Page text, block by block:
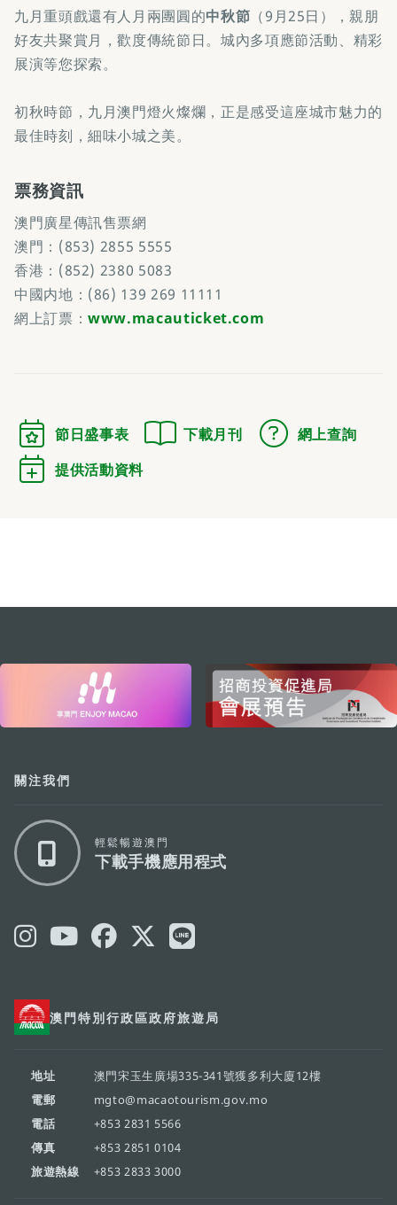
九月重頭戲還有人月兩團圓的中秋節 （9月25日），親朋
好友共聚賞月，歡度傳統節日。城內多項應節活動、精彩
展演等您探索。
初秋時節，九月澳門燈火燦爛，正是感受這座城市魅力的
最佳時刻，細味小城之美。
票務資訊
澳門廣星傳訊售票網
澳門：(853) 2855 5555
香港：(852) 2380 5083
中國内地：(86) 139 269 11111
網上訂票：www.macauticket.com
節日盛事表 下載月刊
網上查詢
提供活動資料
external links
澳門特別行政區政府旅遊局
地址
澳門宋玉生廣場335-341號獲多利大廈12樓
電郵
mgto@macaotourism.gov.mo
電話
+853 2831 5566
傳真
+853 2851 0104
旅遊熱線
+853 2833 3000
關注我們
輕鬆暢遊澳門
下載手機應用程式